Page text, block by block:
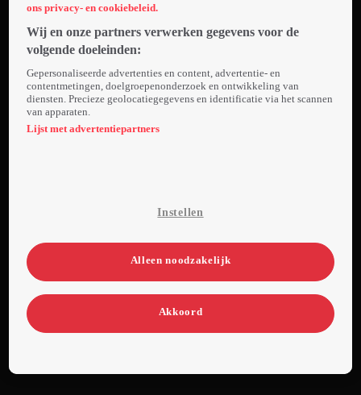
de zuidpool
herbergt dit
continent een
grote variëteit
aan flora en
fauna. Ontdek
samen met Tom
verhalen van
Amerika.
ons privacy- en cookiebeleid.
Wij en onze partners verwerken gegevens voor de
volgende doeleinden:
Gepersonaliseerde advertenties en content, advertentie- en
contentmetingen, doelgroepenonderzoek en ontwikkeling van
diensten. Precieze geolocatiegegevens en identificatie via het scannen
van apparaten.
Lijst met advertentiepartners
Instellen
Alleen noodzakelijk
Akkoord